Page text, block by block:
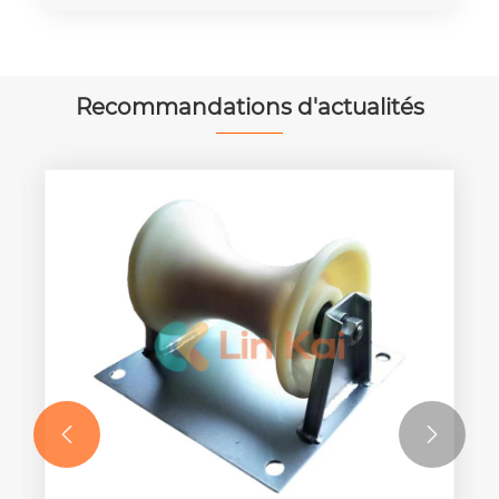
Recommandations d'actualités
 